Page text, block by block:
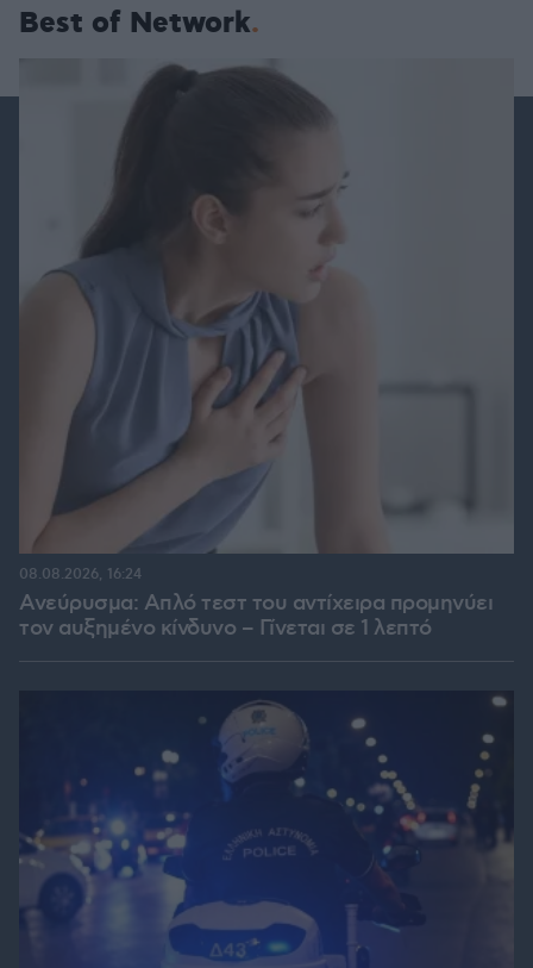
Best of Network
Ανεύρυσμα: Απλό τεστ του αντίχειρα προμηνύει
τον αυξημένο κίνδυνο – Γίνεται σε 1 λεπτό
08.08.2026, 16:24